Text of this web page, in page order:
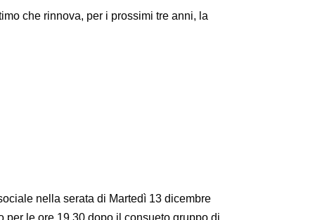
che rinnova, per i prossimi tre anni, la
nella serata di Martedì 13 dicembre